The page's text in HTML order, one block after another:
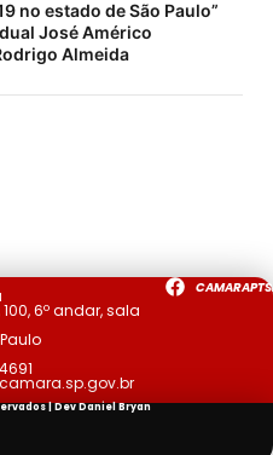
no estado de São Paulo”
José Américo
Almeida
6º andar, sala
| DevDaniel Bryan